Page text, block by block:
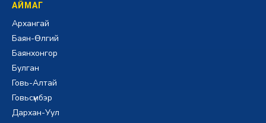
АЙМАГ
Архангай
Баян-Өлгий
Баянхонгор
Булган
Говь-Алтай
Говьсүмбэр
Дархан-Уул